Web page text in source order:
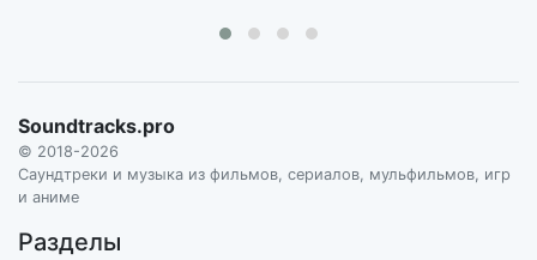
The House That Breathes
Tailing
AKIRA YAMAOKA
The Altar
Soundtracks.pro
© 2018-2026
Саундтреки и музыка из фильмов, сериалов, мульфильмов, игр
и аниме
Разделы